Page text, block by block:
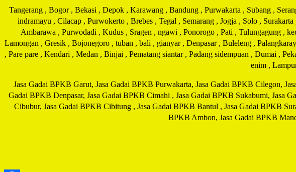
Tangerang , Bogor , Bekasi , Depok , Karawang , Bandung , Purwakarta , Subang ,
indramayu , Cilacap , Purwokerto , Brebes , Tegal , Semarang , Jogja , Solo ,
Ambarawa , Purwodadi , Kudus , Sragen , ngawi , Ponorogo , Pati , Tulungagung ,
Lamongan , Gresik , Bojonegoro , tuban , bali , gianyar , Denpasar , Buleleng ,
, Pare pare , Kendari , Medan , Binjai , Pematang siantar , Padang sidempuan , Dumai ,
enim ,
Jasa Gadai BPKB Garut, Jasa Gadai BPKB Purwakarta, Jasa Gadai BPKB Cilegon,
Gadai BPKB Denpasar, Jasa Gadai BPKB Cimahi , Jasa Gadai BPKB Sukabumi,
Cibubur, Jasa Gadai BPKB Cibitung , Jasa Gadai BPKB Bantul , Jasa Gadai BPKB
BPKB Ambon, Jasa Gadai BPKB